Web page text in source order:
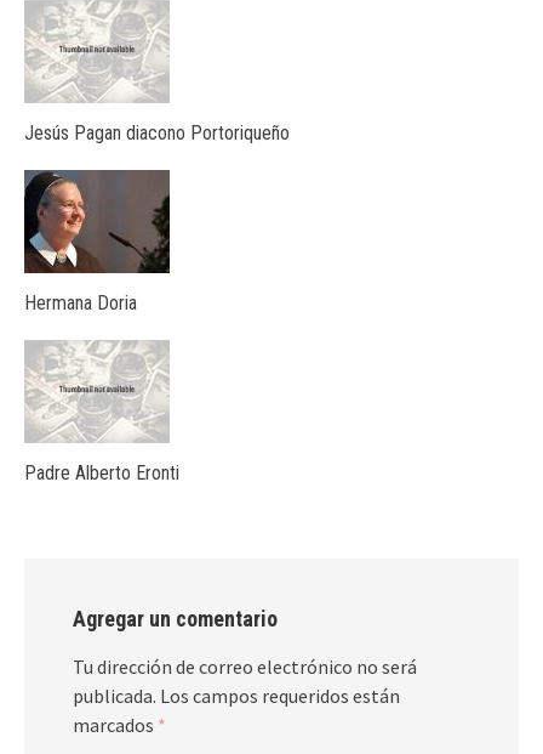
Jesús Pagan diacono Portoriqueño
Hermana Doria
Padre Alberto Eronti
Agregar un comentario
Tu dirección de correo electrónico no será
publicada. Los campos requeridos están
marcados *